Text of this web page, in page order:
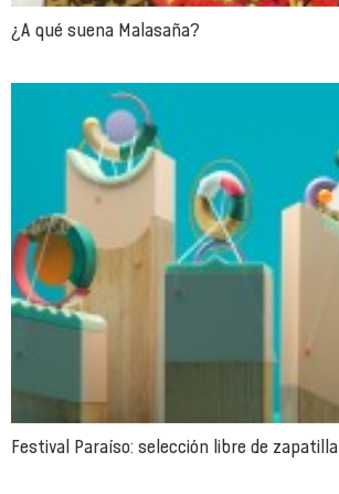
¿A qué suena Malasaña?
Festival Paraíso: selección libre de zapatilla